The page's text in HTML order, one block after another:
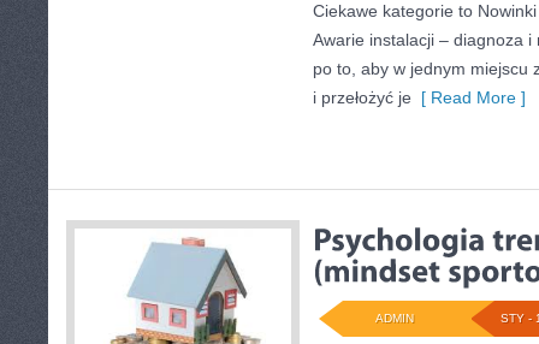
Ciekawe kategorie to
Awarie instalacji – diagnoza
po to, aby w jednym miejscu
i przełożyć je [ Read More ]
STY -
ADMIN